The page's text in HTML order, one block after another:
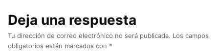
Deja una respuesta
Tu dirección de correo electrónico no será publicada. Los campos
obligatorios están marcados con *